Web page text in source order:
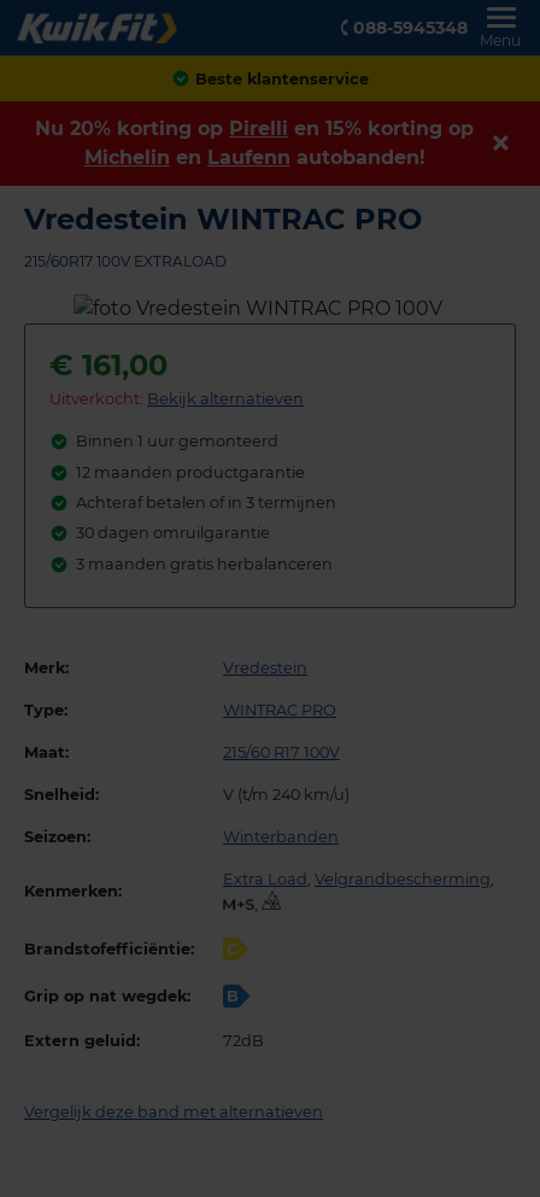
088-5945348
Menu
Achteraf betalen
Nu 20% korting op Pirelli en 15% korting op
Michelin en Laufenn autobanden!
Vredestein WINTRAC PRO
215/60R17 100V EXTRALOAD
€ 161,00
Uitverkocht: Bekijk alternatieven
Binnen 1 uur gemonteerd
12 maanden productgarantie
Achteraf betalen of in 3 termijnen
30 dagen omruilgarantie
3 maanden gratis herbalanceren
Merk: Vredestein
Type: WINTRAC PRO
Maat: 215/60 R17 100V
Snelheid: V (t/m 240 km/u)
Seizoen: Winterbanden
Kenmerken:
Extra Load , Velgrandbescherming,
,
Brandstofefficiëntie: C
Grip op nat wegdek: B
Extern geluid: 72dB
Vergelijk deze band met alternatieven